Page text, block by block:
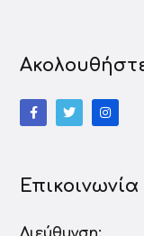
Επικοινωνία